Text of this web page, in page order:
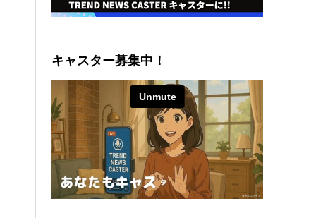
キャスター募集中！